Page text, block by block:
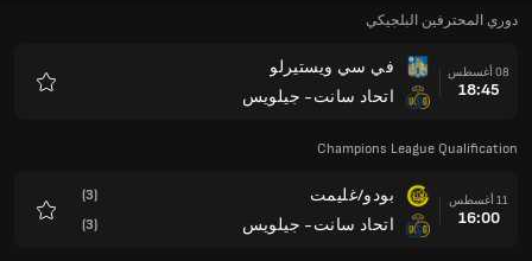
دوري المحترفين البلجيكي
08 أغسطس
18:45
في سي ويستيرلو
اتحاد سانت- جيلويس
Champions League Qualification
11 أغسطس
16:00
بودو/غليمت
اتحاد سانت- جيلويس
(3)
(3)